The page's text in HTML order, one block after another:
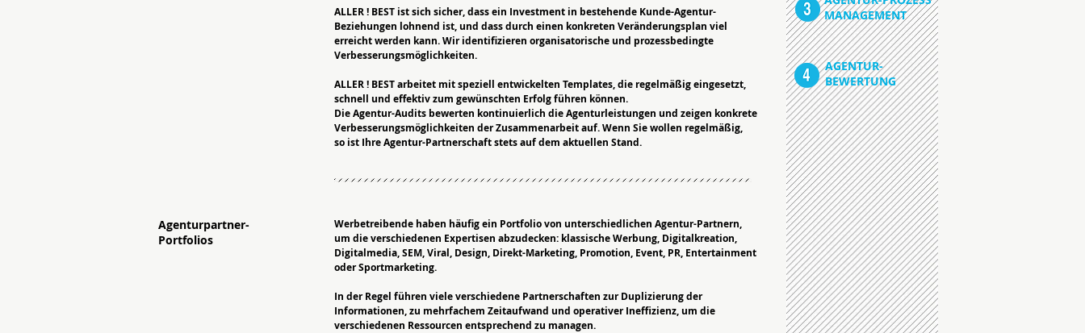
ALLER ! BEST ist sich sicher, dass ein Investment in bestehende Kunde-Agentur-
Beziehungen lohnend ist, und dass durch einen konkreten Veränderungsplan viel
erreicht werden kann. Wir identifizieren organisatorische und prozessbedingte
Verbesserungsmöglichkeiten.
ALLER ! BEST arbeitet mit speziell entwickelten Templates, die regelmäßig eingesetzt,
schnell und effektiv zum gewünschten Erfolg führen können.
Die Agentur-Audits bewerten kontinuierlich die Agenturleistungen und zeigen konkrete
Verbesserungsmöglichkeiten der Zusammenarbeit auf. Wenn Sie wollen regelmäßig,
so ist Ihre Agentur-Partnerschaft stets auf dem aktuellen Stand.
Agenturpartner-
Portfolios
Werbetreibende haben häufig ein Portfolio von unterschiedlichen Agentur-Partnern,
um die verschiedenen Expertisen abzudecken: klassische Werbung, Digitalkreation,
Digitalmedia, SEM, Viral, Design, Direkt-Marketing, Promotion, Event, PR, Entertainment
oder Sportmarketing.
In der Regel führen viele verschiedene Partnerschaften zur Duplizierung der
Informationen, zu mehrfachem Zeitaufwand und operativer Ineffizienz, um die
verschiedenen Ressourcen entsprechend zu managen.
AGENTUR-
BEWERTUNG
MANAGEMENT